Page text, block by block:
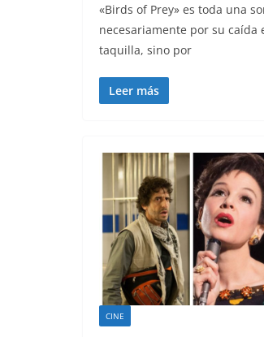
«Birds of Prey» es toda una
necesariamente por su caída
taquilla, sino por
Leer más
CINE